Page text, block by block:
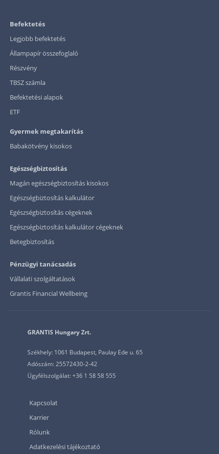
Befektetés
Legjobb befektetés
Állampapír összefoglaló
Részvény
TBSZ számla
Befektetési alapok
ETF
Gyermek megtakarítás
Babakötvény kisokos
Egészségbiztosítás
Magán egészségbiztosítás kisokos
Egészségbiztosítás kalkulátor
Egészségbiztosítás cégeknek
Egészségbiztosítás kalkulátor cégeknek
Betegbiztosítás
Pénzügyi tanácsadás
Vállalati szolgáltatások
Grantis Financial Wellbeing
GRANTIS Hungary Zrt.
Székhely: 1061 Budapest, Paulay Ede u. 65
Adószám: 25572430-2-42
Ügyfélszolgálat: +36 1 58 58 555
Kapcsolat
Karrier
Rólunk
Adatkezelési tájékoztató